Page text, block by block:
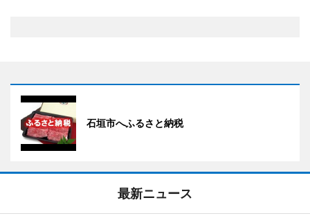
石垣市へふるさと納税
最新ニュース